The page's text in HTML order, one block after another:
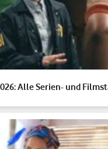
Alle Serien- und